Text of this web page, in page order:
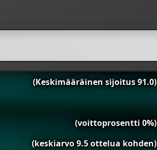
(Keskimääräinen sijoitus 91.0)
(voittoprosentti 0%)
(keskiarvo 9.5 ottelua kohden)